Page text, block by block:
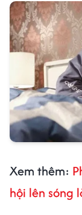
Xem thêm:
hội lên sóng